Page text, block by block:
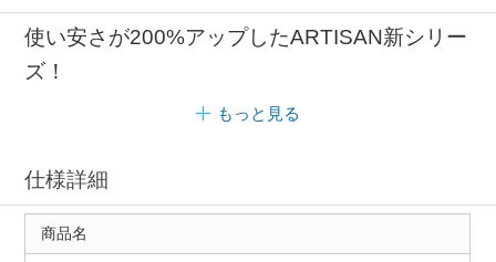
使い安さが200%アップしたARTISAN新シリー
ズ！
もっと見る
仕様詳細
商品名